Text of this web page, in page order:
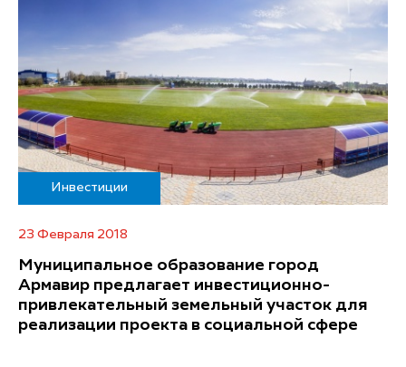
Инвестиции
23 Февраля 2018
Муниципальное образование город
Армавир предлагает инвестиционно-
привлекательный земельный участок для
реализации проекта в социальной сфере